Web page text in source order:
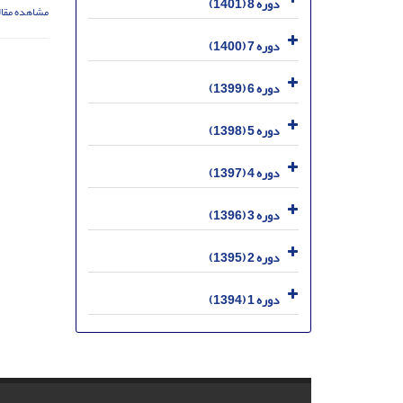
مشاهده
دوره 7 (1400)
دوره 6 (1399)
دوره 5 (1398)
دوره 4 (1397)
دوره 3 (1396)
دوره 2 (1395)
دوره 1 (1394)